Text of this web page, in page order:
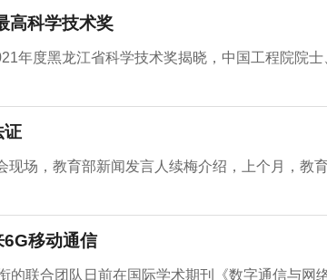
高科学技术奖
年度黑龙江省科学技术奖揭晓，中国工程院院士
证
现场，教育部新闻发言人续梅介绍，上个月，教
移动通信
联合团队日前在国际学术期刊《数字通信与网